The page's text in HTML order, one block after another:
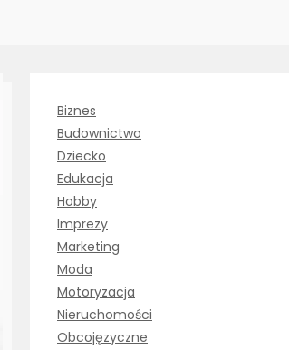
Biznes
Budownictwo
Dziecko
Edukacja
Hobby
Imprezy
Marketing
Moda
Motoryzacja
Nieruchomości
Obcojęzyczne